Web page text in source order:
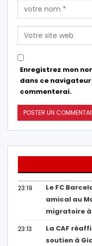
Enregistrez mon
dans ce
commenterai.
23:19
Le FC
amical au
migratoire
23:13
La CAF
soutien à